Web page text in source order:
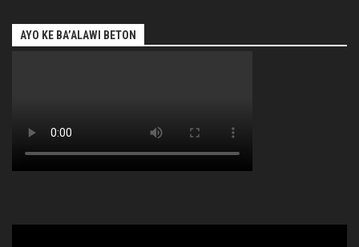
AYO KE BA’ALAWI BETON